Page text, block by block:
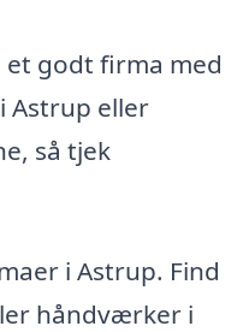
godt firma med
Astrup eller
så tjek
i Astrup. Find
håndværker i